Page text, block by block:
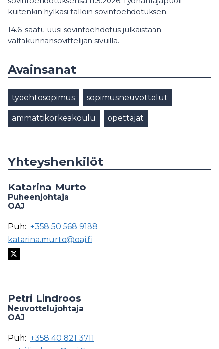
kuitenkin hylkäsi tällöin sovintoehdotuksen.
14.6. saatu uusi sovintoehdotus julkaistaan
valtakunnansovittelijan sivuilla.
Avainsanat
työehtosopimus sopimusneuvottelut
ammattikorkeakoulu opettajat
Yhteyshenkilöt
Katarina Murto
Puheenjohtaja
OAJ
Puh: +358 50 568 9188
katarina.murto@oaj.fi
Petri Lindroos
Neuvottelujohtaja
OAJ
Puh: +358 40 821 3711